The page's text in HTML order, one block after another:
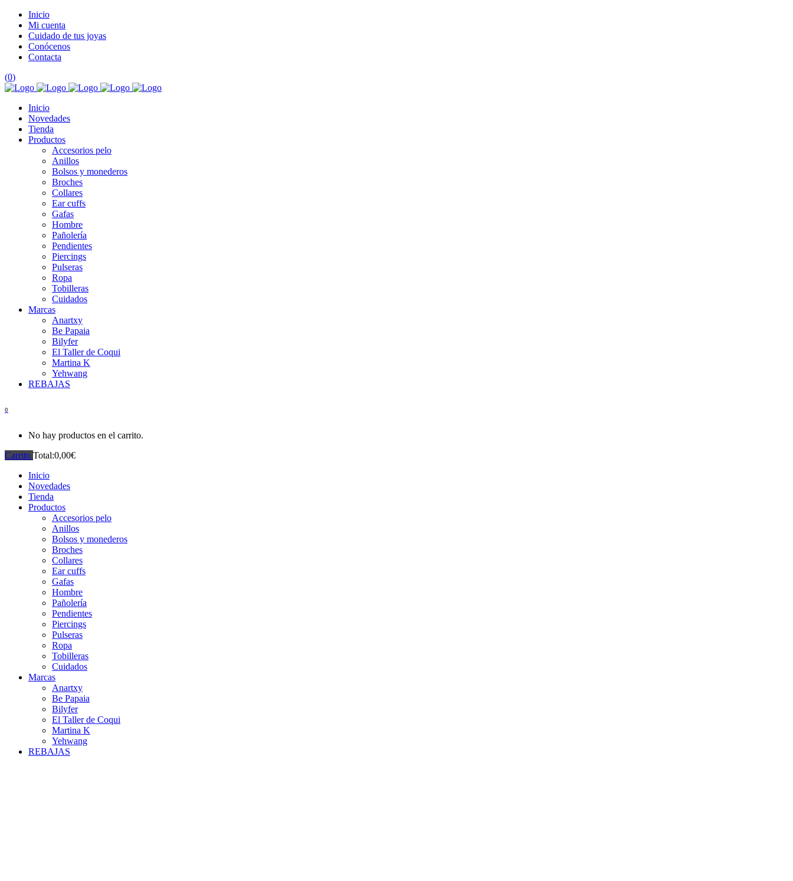
Inicio
Mi cuenta
Cuidado de tus joyas
Conócenos
Contacta
(0)
Inicio
Novedades
Tienda
Productos
Accesorios pelo
Anillos
Bolsos y monederos
Broches
Collares
Ear cuffs
Gafas
Hombre
Pañolería
Pendientes
Piercings
Pulseras
Ropa
Tobilleras
Cuidados
Marcas
Anartxy
Be Papaia
Bilyfer
El Taller de Coqui
Martina K
Yehwang
REBAJAS
0
No hay productos en el carrito.
Carrito Total:0,00€
Inicio
Novedades
Tienda
Productos
Accesorios pelo
Anillos
Bolsos y monederos
Broches
Collares
Ear cuffs
Gafas
Hombre
Pañolería
Pendientes
Piercings
Pulseras
Ropa
Tobilleras
Cuidados
Marcas
Anartxy
Be Papaia
Bilyfer
El Taller de Coqui
Martina K
Yehwang
REBAJAS